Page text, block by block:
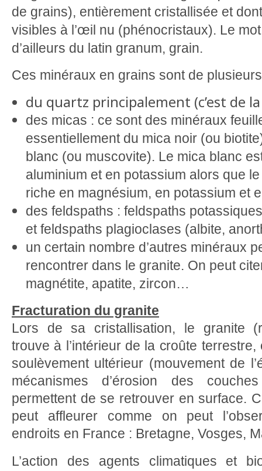
de grains), entièrement cristallisée et
visibles à l’œil nu (phénocristaux). Le
d’ailleurs du latin granum, grain.
Ces minéraux en grains sont de
du quartz principalement (c’est de
des micas : ce sont des minéraux
essentiellement du mica noir (ou
blanc (ou muscovite). Le mica blanc
aluminium et en potassium alors que
riche en magnésium, en potassium et
des feldspaths : feldspaths
et feldspaths plagioclases (albite,
un certain nombre d’autres minéraux
rencontrer dans le granite. On peut
magnétite, apatite, zircon…
Fracturation du granite
Lors de sa cristallisation, le granite
trouve à l’intérieur de la croûte terrestre,
soulèvement ultérieur (mouvement de
mécanismes d’érosion des
permettent de se retrouver en surface.
peut affleurer comme on peut
endroits en France : Bretagne, Vosges,
L’action des agents climatiques et